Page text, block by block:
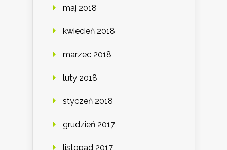
maj 2018
kwiecień 2018
marzec 2018
luty 2018
styczeń 2018
grudzień 2017
listopad 2017